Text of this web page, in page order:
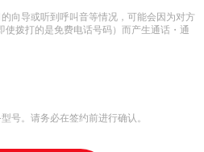
向导或听到呼叫音等情况，可能会因为对方
使拨打的是免费电话号码）而产生通话・通
号。请务必在签约前进行确认。